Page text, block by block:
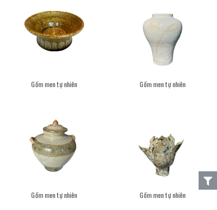
Gốm men tự nhiên Gốm men tự nhiên
Gốm men tự nhiên Gốm men tự nhiên